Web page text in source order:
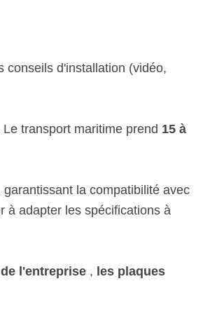
conseils d'installation (vidéo,
transport maritime prend 15 à
garantissant la compatibilité avec
à adapter les spécifications à
l'entreprise , les plaques